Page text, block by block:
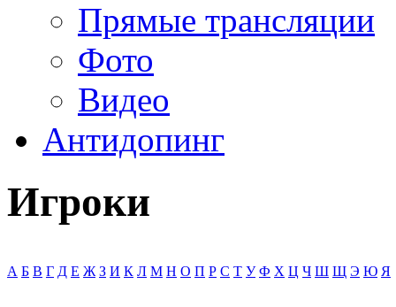
Прямые трансляции
Фото
Видео
Антидопинг
Игроки
А Б В Г Д Е Ж З И К Л М Н О П Р С Т У Ф Х Ц Ч Ш Щ Э Ю Я